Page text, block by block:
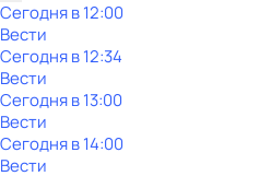
Сегодня в 12:00
Вести
Сегодня в 12:34
Вести
Сегодня в 13:00
Вести
Сегодня в 14:00
Вести